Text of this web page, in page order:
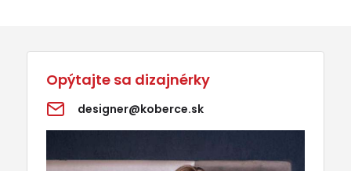
Opýtajte sa dizajnérky
designer@koberce.sk